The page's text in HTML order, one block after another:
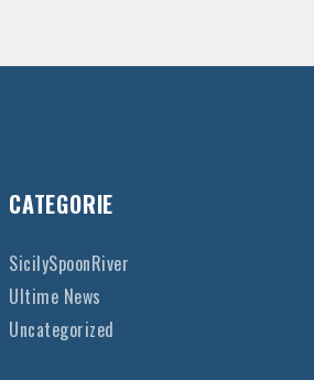
CATEGORIE
SicilySpoonRiver
Ultime News
Uncategorized